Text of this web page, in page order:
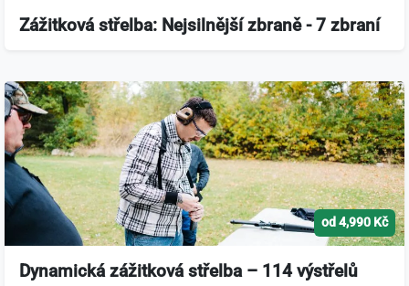
Zážitková střelba: Nejsilnější zbraně - 7 zbraní
od 4,990 Kč
Dynamická zážitková střelba – 114 výstřelů